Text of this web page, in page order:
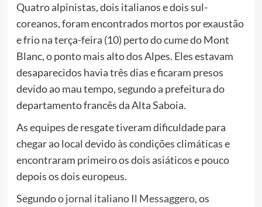
Quatro alpinistas, dois italianos e dois sul-
coreanos, foram encontrados mortos por exaustão
e frio na terça-feira (10) perto do cume do Mont
Blanc, o ponto mais alto dos Alpes. Eles estavam
desaparecidos havia três dias e ficaram presos
devido ao mau tempo, segundo a prefeitura do
departamento francês da Alta Saboia.
As equipes de resgate tiveram dificuldade para
chegar ao local devido às condições climáticas e
encontraram primeiro os dois asiáticos e pouco
depois os dois europeus.
Segundo ojornal italiano Il Messaggero, os